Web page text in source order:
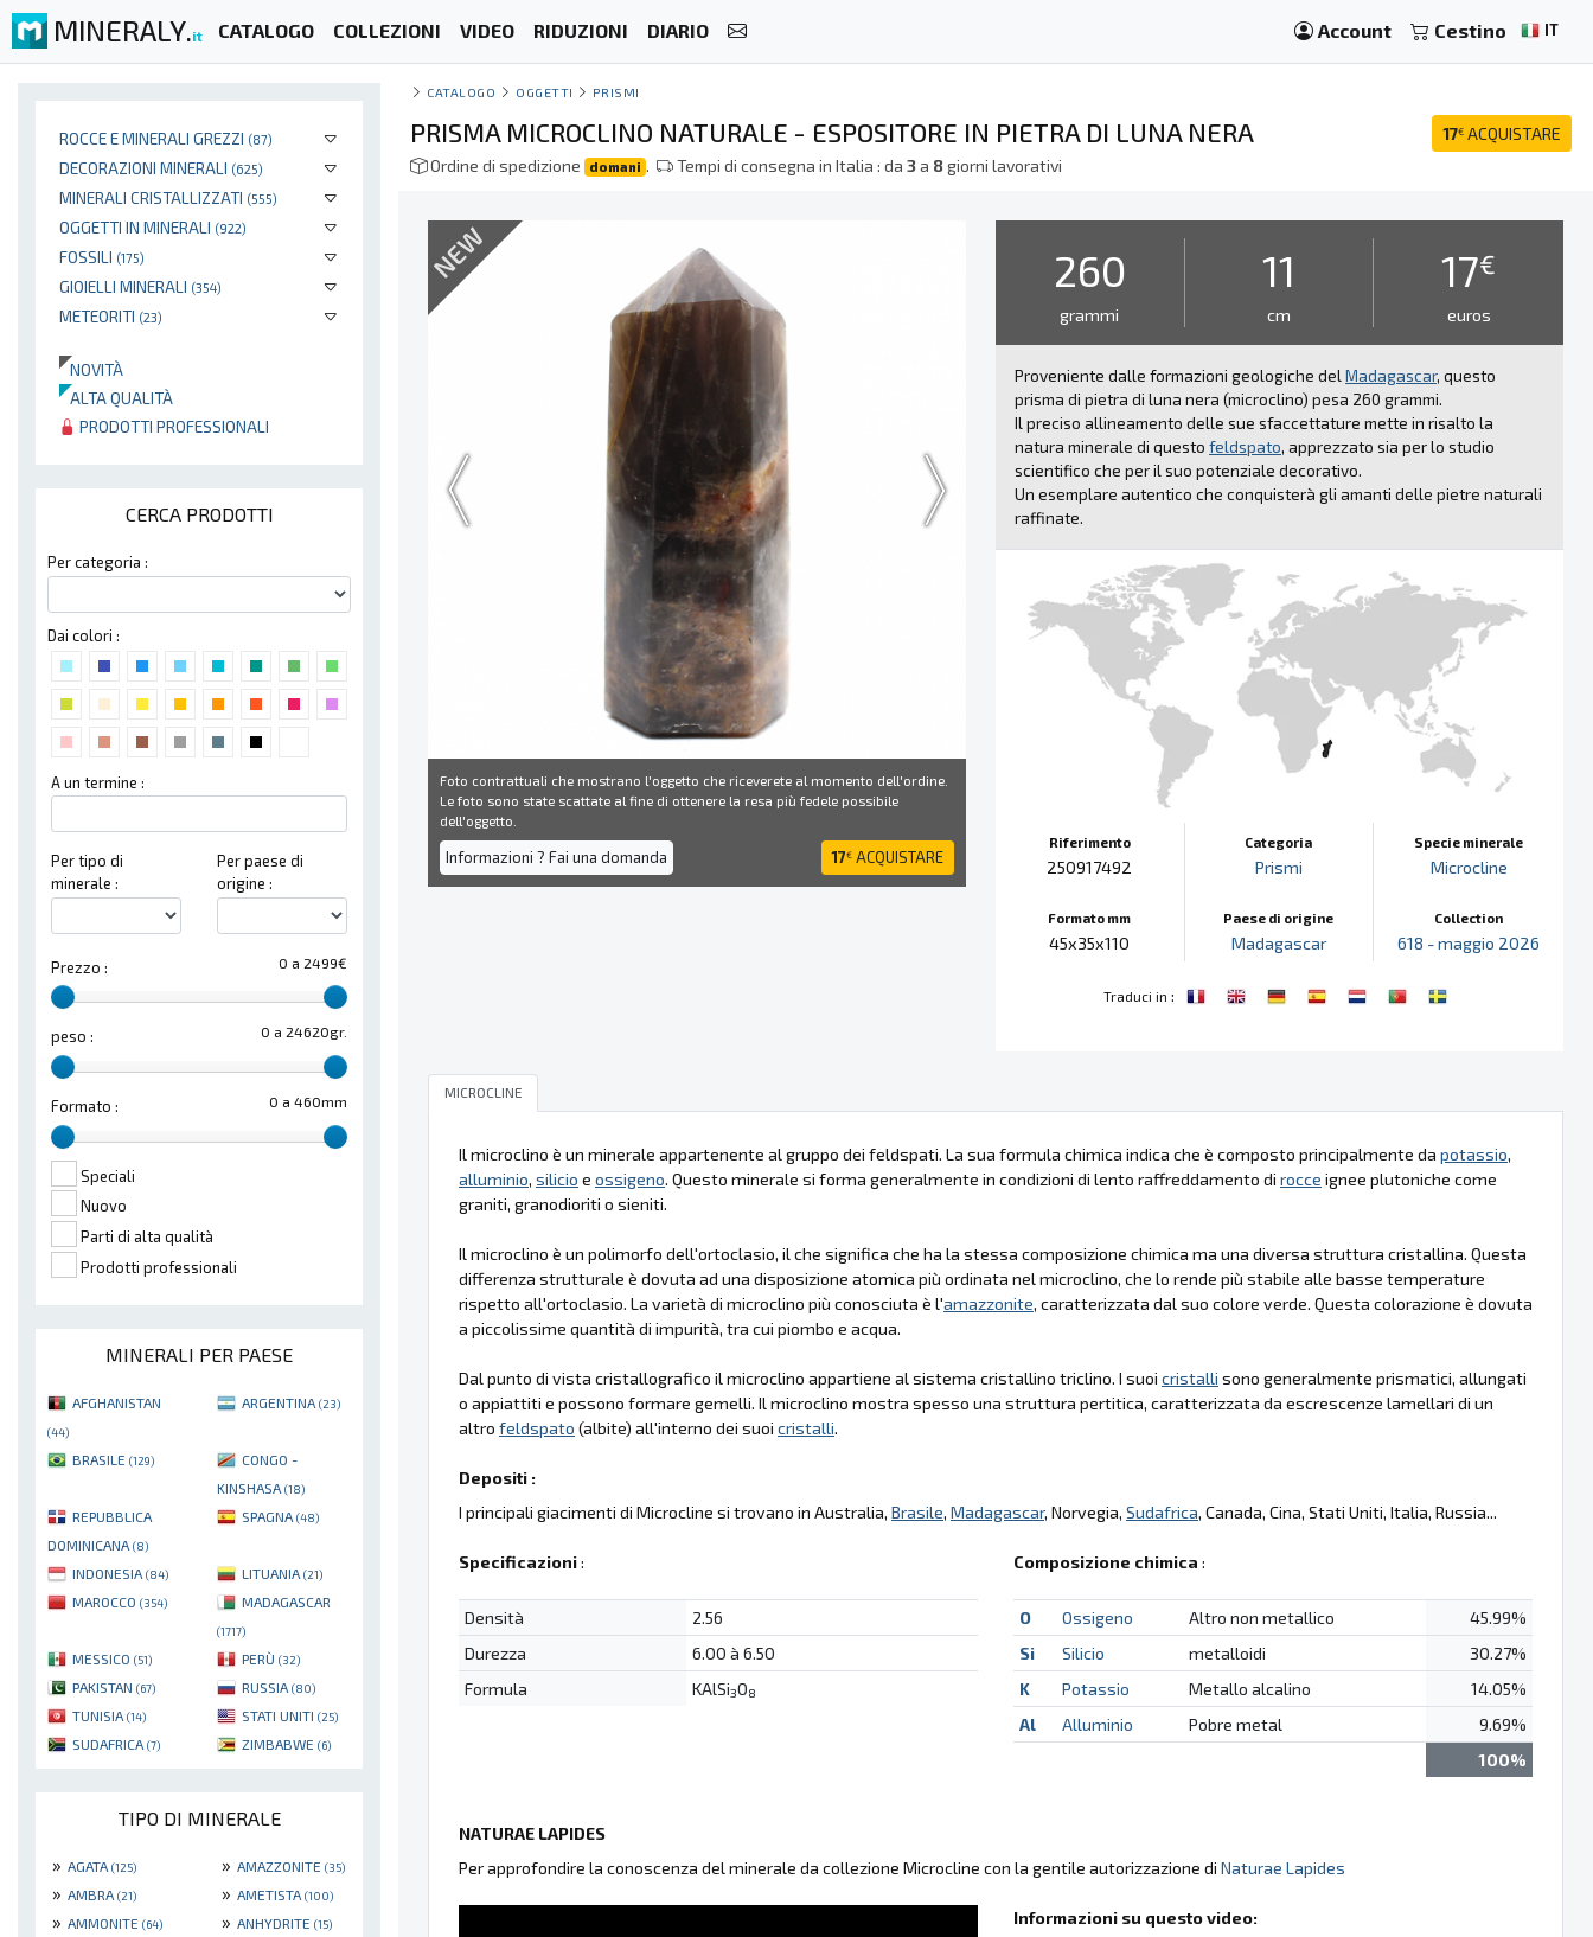
MINERALY.it CATALOGO COLLEZIONI VIDEO RIDUZIONI DIARIO Account Cestino IT
ROCCE E MINERALI GREZZI (87)
DECORAZIONI MINERALI (625)
MINERALI CRISTALLIZZATI (555)
OGGETTI IN MINERALI (922)
FOSSILI (175)
GIOIELLI MINERALI (354)
METEORITI (23)
NOVITÀ
ALTA QUALITÀ
PRODOTTI PROFESSIONALI
CERCA PRODOTTI
Per categoria :
Dai colori :
A un termine :
Per tipo di
minerale :
Per paese di
origine :
0 a 2499€
Prezzo :
0 a 24620gr.
peso :
0 a 460mm
Formato :
Speciali
Nuovo
Parti di alta qualità
Prodotti professionali
MINERALI PER PAESE
AFGHANISTAN
(44)
ARGENTINA (23)
BRASILE (129)
CONGO -
KINSHASA (18)
REPUBBLICA
DOMINICANA (8)
SPAGNA (48)
INDONESIA (84) LITUANIA (21)
MAROCCO (354) MADAGASCAR
(1717)
MESSICO (51) PERÙ (32)
PAKISTAN (67) RUSSIA (80)
TUNISIA (14) STATI UNITI (25)
SUDAFRICA (7) ZIMBABWE (6)
TIPO DI MINERALE
» AGATA (125) » AMAZZONITE (35)
» AMBRA (21) » AMETISTA (100)
» AMMONITE (64) » ANHYDRITE (15)
CATALOGO OGGETTI PRISMI
17€ ACQUISTARE
PRISMA MICROCLINO NATURALE - ESPOSITORE IN PIETRA DI LUNA NERA
Ordine di spedizione domani . Tempi di consegna in Italia : da3a 8giorni lavorativi
NEW
Foto contrattuali che mostrano l'oggetto che riceverete al momento dell'ordine.
Le foto sono state scattate al fine di ottenere la resa più fedele possibile
dell'oggetto.
Informazioni ? Fai una domanda 17€ ACQUISTARE
260
grammi
11
cm
17€
euros
Proveniente dalle formazioni geologiche del Madagascar, questo
prisma di pietra di luna nera (microclino) pesa 260 grammi.
Il preciso allineamento delle sue sfaccettature mette in risalto la
natura minerale di questo feldspato, apprezzato sia per lo studio
scientifico che per il suo potenziale decorativo.
Un esemplare autentico che conquisterà gli amanti delle pietre naturali
raffinate.
Riferimento
250917492
Formato mm
45x35x110
Categoria
Prismi
Paese di origine
Madagascar
Specie minerale
Microcline
Collection
618 - maggio 2026
Traduci in :
MICROCLINE
Il microclino è un minerale appartenente al gruppo dei feldspati. La sua formula chimica indica che è composto principalmente da potassio,
alluminio, silicio e ossigeno. Questo minerale si forma generalmente in condizioni di lento raffreddamento di rocce ignee plutoniche come
graniti, granodioriti o sieniti.
Il microclino è un polimorfo dell'ortoclasio, il che significa che ha la stessa composizione chimica ma una diversa struttura cristallina. Questa
differenza strutturale è dovuta ad una disposizione atomica più ordinata nel microclino, che lo rende più stabile alle basse temperature
rispetto all'ortoclasio. La varietà di microclino più conosciuta è l'amazzonite, caratterizzata dal suo colore verde. Questa colorazione è dovuta
a piccolissime quantità di impurità, tra cui piombo e acqua.
Dal punto di vista cristallografico il microclino appartiene al sistema cristallino triclino. I suoi cristalli sono generalmente prismatici, allungati
o appiattiti e possono formare gemelli. Il microclino mostra spesso una struttura pertitica, caratterizzata da escrescenze lamellari di un
altro feldspato (albite) all'interno dei suoi cristalli.
Depositi :
I principali giacimenti di Microcline si trovano in Australia, Brasile, Madagascar, Norvegia, Sudafrica, Canada, Cina, Stati Uniti, Italia, Russia...
Specificazioni:
Densità
2.56
Durezza
6.00 à 6.50
Formula
KAlSi3O8
Composizione chimica :
O Ossigeno Altro non metallico
45.99%
Si
Silicio metalloidi
30.27%
K
Potassio Metallo alcalino
14.05%
Al
Alluminio Pobre metal
9.69%
100%
NATURAE LAPIDES
Per approfondire la conoscenza del minerale da collezione Microcline con la gentile autorizzazione di Naturae Lapides
Informazioni su questo video: